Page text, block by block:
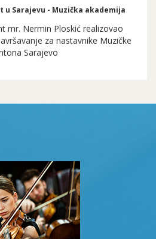
u Sarajevu - Muzička akademija
mr. Nermin Ploskić realizovao
za nastavnike Muzičke
Sarajevo